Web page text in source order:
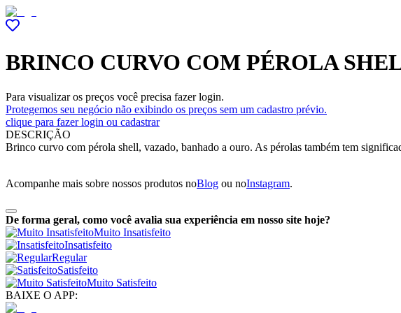
BRINCO CURVO COM PÉROLA
Para visualizar os preços você precisa fazer login.
Protegemos seu negócio não exibindo os preços sem um cadastro prévio.
clique para fazer login ou cadastrar
DESCRIÇÃO
Brinco curvo com pérola shell, vazado, banhado a ouro. As pérolas também tem
Acompanhe mais sobre nossos produtos noBlog ou noInstagram.
De forma geral, como você avalia sua experiência em nosso site hoje?
Muito Insatisfeito
Insatisfeito
Regular
Satisfeito
Muito Satisfeito
BAIXE O APP: